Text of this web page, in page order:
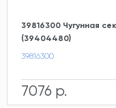
39816300 Чугунная
(39404480)
39816300
7076 р.